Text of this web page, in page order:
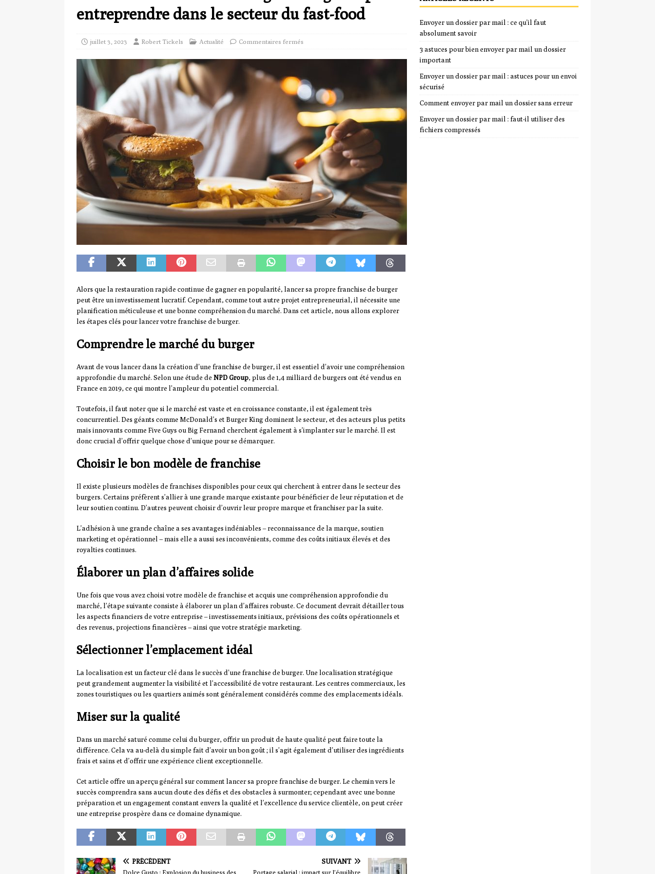
entreprendre dans le secteur du fast-food
juillet 3, 2023 Robert Tickels Actualité Commentaires fermés
Alors que la restauration rapide continue de gagner en popularité, lancer sa propre franchise de burger
peut être un investissement lucratif. Cependant, comme tout autre projet entrepreneurial, il nécessite une
planification méticuleuse et une bonne compréhension du marché. Dans cet article, nous allons explorer
les étapes clés pour lancer votre franchise de burger.
Comprendre le marché du burger
Avant de vous lancer dans la création d’une franchise de burger, il est essentiel d’avoir une compréhension
approfondie du marché. Selon une étude de NPD Group, plus de 1,4 milliard de burgers ont été vendus en
France en 2019, ce qui montre l’ampleur du potentiel commercial.
Toutefois, il faut noter que si le marché est vaste et en croissance constante, il est également très
concurrentiel. Des géants comme McDonald’s et Burger King dominent le secteur, et des acteurs plus petits
mais innovants comme Five Guys ou Big Fernand cherchent également à s’implanter sur le marché. Il est
donc crucial d’offrir quelque chose d’unique pour se démarquer.
Choisir le bon modèle de franchise
Il existe plusieurs modèles de franchises disponibles pour ceux qui cherchent à entrer dans le secteur des
burgers. Certains préfèrent s’allier à une grande marque existante pour bénéficier de leur réputation et de
leur soutien continu. D’autres peuvent choisir d’ouvrir leur propre marque et franchiser par la suite.
L’adhésion à une grande chaîne a ses avantages indéniables – reconnaissance de la marque, soutien
marketing et opérationnel – mais elle a aussi ses inconvénients, comme des coûts initiaux élevés et des
royalties continues.
Élaborer un plan d’affaires solide
Une fois que vous avez choisi votre modèle de franchise et acquis une compréhension approfondie du
marché, l’étape suivante consiste à élaborer un plan d’affaires robuste. Ce document devrait détailler tous
les aspects financiers de votre entreprise – investissements initiaux, prévisions des coûts opérationnels et
des revenus, projections financières – ainsi que votre stratégie marketing.
Sélectionner l’emplacement idéal
La localisation est un facteur clé dans le succès d’une franchise de burger. Une localisation stratégique
peut grandement augmenter la visibilité et l’accessibilité de votre restaurant. Les centres commerciaux, les
zones touristiques ou les quartiers animés sont généralement considérés comme des emplacements idéals.
Miser sur la qualité
Dans un marché saturé comme celui du burger, offrir un produit de haute qualité peut faire toute la
différence. Cela va au-delà du simple fait d’avoir un bon goût ; il s’agit également d’utiliser des ingrédients
frais et sains et d’offrir une expérience client exceptionnelle.
Cet article offre un aperçu général sur comment lancer sa propre franchise de burger. Le chemin vers le
succès comprendra sans aucun doute des défis et des obstacles à surmonter; cependant avec une bonne
préparation et un engagement constant envers la qualité et l’excellence du service clientèle, on peut créer
une entreprise prospère dans ce domaine dynamique.
PRÉCÉDENT
Dolce Gusto : Explosion du business des
SUIVANT
Portage salarial : impact sur l’équilibre
Envoyer un dossier par mail : ce qu’il faut
absolument savoir
3 astuces pour bien envoyer par mail un dossier
important
Envoyer un dossier par mail : astuces pour un envoi
sécurisé
Comment envoyer par mail un dossier sans erreur
Envoyer un dossier par mail : faut-il utiliser des
fichiers compressés